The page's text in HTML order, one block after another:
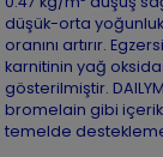
düşük-orta
oranını artırır.
karnitinin yağ
gösterilmiştir.
bromelain gibi
temelde